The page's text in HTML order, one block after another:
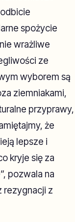
spożycie
wrażliwe
ze
wyborem są
ziemniakami,
przyprawy,
że
lepsze i
kryje się za
pozwala na
rezygnacji z